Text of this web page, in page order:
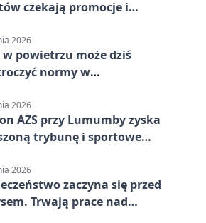
czekają promocje i
2026
w powietrzu może dziś
normy w
2026
AZS przy Lumumby zyska
trybunę i sportowe
2026
zaczyna się przed
Trwają prace nad